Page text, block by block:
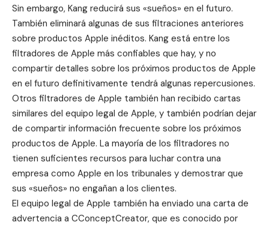
Sin embargo, Kang reducirá sus «sueños» en el futuro.
También eliminará algunas de sus filtraciones anteriores
sobre productos Apple inéditos. Kang está entre los
filtradores de Apple más confiables que hay, y no
compartir detalles sobre los próximos productos de Apple
en el futuro definitivamente tendrá algunas repercusiones.
Otros filtradores de Apple también han recibido cartas
similares del equipo legal de Apple, y también podrían dejar
de compartir información frecuente sobre los próximos
productos de Apple. La mayoría de los filtradores no
tienen suficientes recursos para luchar contra una
empresa como Apple en los tribunales y demostrar que
sus «sueños» no engañan a los clientes.
El equipo legal de Apple también ha enviado una carta de
advertencia a CConceptCreator, que es conocido por